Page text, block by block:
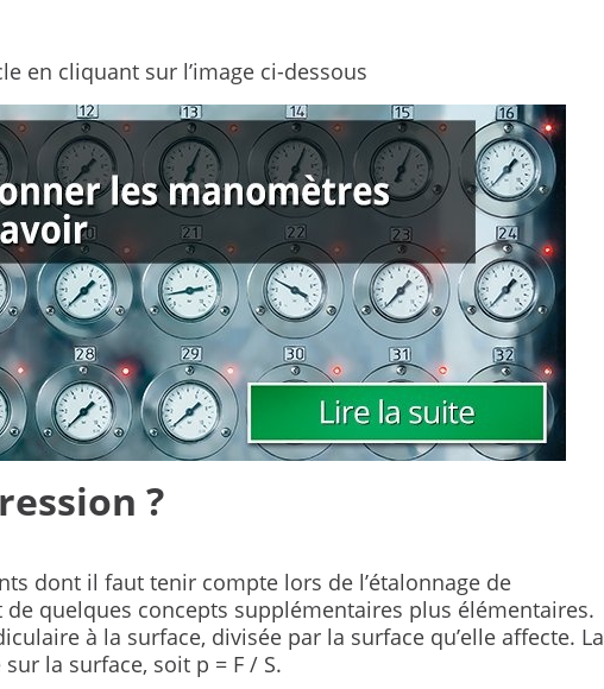
en cliquant sur l’image ci-dessous
?
dont il faut tenir compte lors de l’étalonnage de
quelques concepts supplémentaires plus élémentaires.
à la surface, divisée par la surface qu’elle affecte. La
la surface, soit p = F / S.